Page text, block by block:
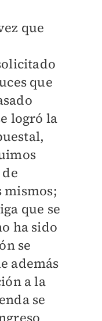
que
que
logró la
mismos;
que se
ha sido
se
además
a la
se